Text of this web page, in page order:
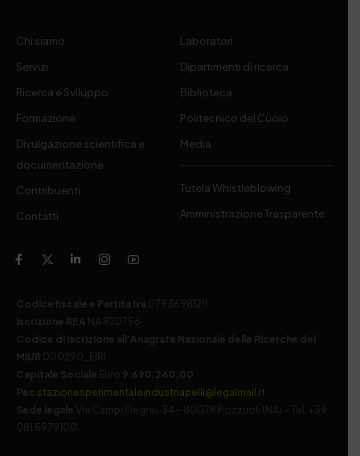
Chi siamo
Servizi
Ricerca e Sviluppo
Formazione
Divulgazione scientifica e
documentazione
Contribuenti
Contatti
Laboratori
Dipartimenti di ricerca
Biblioteca
Politecnico del Cuoio
Media
Tutela Whistleblowing
Amministrazione Trasparente
Codice fiscale e Partita Iva 07936981211
Iscrizione REA NA 920756
Codice di iscrizione all’Anagrafe Nazionale delle Ricerche del
MIUR 000290_EIRI
Capitale Sociale Euro 9.690.240,00
Pec stazionesperimentaleindustriapelli@legalmail.it
Sede legale
Via Campi Flegrei, 34 – 80078 Pozzuoli (NA) – Tel. +39
081 5979100